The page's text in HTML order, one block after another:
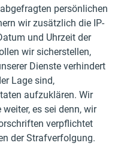
persönlichen
wir zusätzlich die IP-
und Uhrzeit der
wir sicherstellen,
Dienste verhindert
Lage sind,
aufzuklären. Wir
es sei denn, wir
verpflichtet
der Strafverfolgung.